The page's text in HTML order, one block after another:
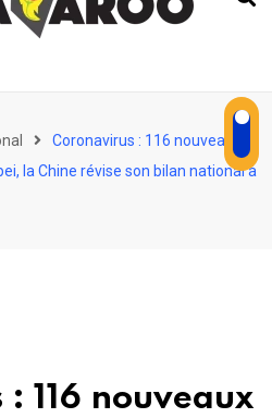
Coronavirus : 116 nouveaux
la Chine révise son bilan national à
116 nouveaux